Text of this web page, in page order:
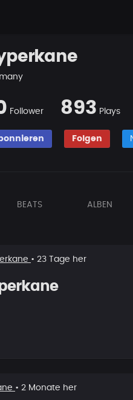
Follower 893 Plays
Folgen
BEATS ALBEN
• 23 Tage her
• 2 Monate her